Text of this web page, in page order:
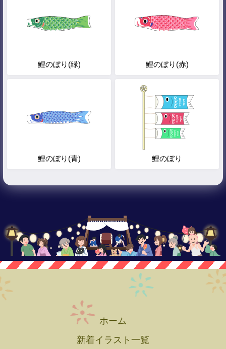
鯉のぼり(緑) 鯉のぼり(赤)
鯉のぼり(青) 鯉のぼり
ホーム
新着イラスト一覧